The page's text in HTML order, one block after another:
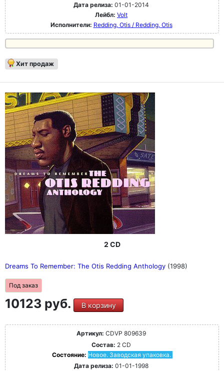
Дата релиза: 01-01-2014
Лейбл: Volt
Исполнители: Redding, Otis / Redding, Otis
Хит продаж
2 CD
Dreams To Remember: The Otis Redding Anthology (1998)
Под заказ
10123 руб. В корзину
Артикул: CDVP 809639
Состав: 2 CD
Состояние: Новое. Заводская упаковка.
Дата релиза: 01-01-1998